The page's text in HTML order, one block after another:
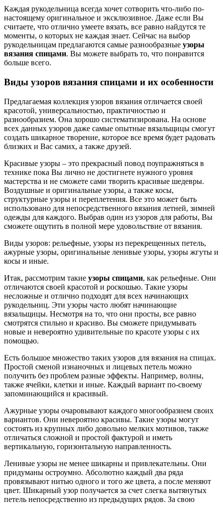
Каждая рукодельница всегда хочет сотворить что-либо по-
настоящему оригинальное и эксклюзивное. Даже если Вы
считаете, что отлично умеете вязать, все равно найдутся те
моменты, о которых не каждая знает. Сейчас на выбор
рукодельницам предлагаются самые разнообразные узоры
вязания спицами. Вы можете выбрать то, что понравится
больше всего.
Виды узоров вязания спицами и их особенности
Предлагаемая коллекция узоров вязания отличается своей
красотой, универсальностью, практичностью и
разнообразием. Она хорошо систематизирована. На основе
всех данных узоров даже самые опытные вязальщицы смогут
создать шикарное творение, которое все время будет радовать
близких и Вас самих, а также друзей.
Красивые узоры – это прекрасный повод поупражняться в
технике пока Вы лично не достигнете нужного уровня
мастерства и не сможете сами творить красивые шедевры.
Воздушные и оригинальные узоры, а также косы,
структурные узоры и переплетения. Все это может быть
использовано для непосредственного вязания летней, зимней
одежды для каждого. Выбрав один из узоров для работы, Вы
сможете ощутить в полной мере удовольствие от вязания.
Виды узоров: рельефные, узоры из перекрещенных петель,
ажурные узоры, оригинальные ленивые узоры, узоры жгуты и
косы и иные.
Итак, рассмотрим такие узоры спицами, как рельефные. Они
отличаются своей красотой и роскошью. Такие узоры
несложные и отлично подходят для всех начинающих
рукодельниц. Эти узоры часто любят начинающие
вязальщицы. Несмотря на то, что они просты, все равно
смотрятся стильно и красиво. Вы сможете придумывать
новые и невероятно удивительные по красоте узоры с их
помощью.
Есть большое множество таких узоров для вязания на спицах.
Простой сменой изнаночных и лицевых петель можно
получить без проблем разные эффекты. Например, волны,
также ячейки, клетки и иные. Каждый вариант по-своему
запоминающийся и красивый.
Ажурные узоры очаровывают каждого многообразием своих
вариантов. Они невероятно красивы. Такие узоры могут
состоять из крупных либо довольно мелких мотивов, также
отличаться сложной и простой фактурой и иметь
вертикальную, горизонтальную направленность.
Ленивые узоры не менее шикарны и привлекательны. Они
придуманы остроумно. Абсолютно каждый два ряда
провязывают нитью одного и того же цвета, а после меняют
цвет. Шикарный узор получается за счет слегка вытянутых
петель непосредственно из предыдущих рядов. За свою